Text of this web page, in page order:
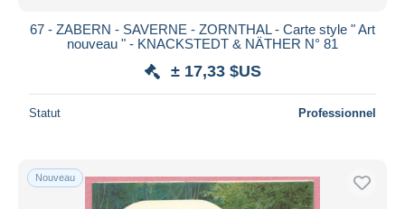
iDeal
67 - ZABERN - SAVERNE - ZORNTHAL - Carte style " Art
nouveau " - KNACKSTEDT & NÄTHER N° 81
± 17,33 $US
Statut Professionnel
Nouveau